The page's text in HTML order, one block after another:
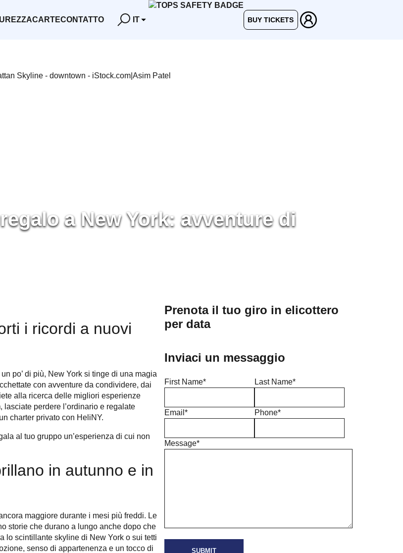
CARTECONTATTO IT BUY TICKETS
a New York: avventure di
i ricordi a nuovi
po’ di più, New York si tinge di una magia
con avventure da condividere, dai
alla ricerca delle migliori esperienze
perdere l’ordinario e regalate
charter privato con HeliNY.
al tuo gruppo un’esperienza di cui non
in autunno e in
maggiore durante i mesi più freddi. Le
storie che durano a lungo anche dopo che
lo scintillante skyline di New York o sui tetti
senso di appartenenza e un tocco di
Prenota il tuo giro in elicottero
per data
Inviaci un messaggio
First Name* Last Name*
Email* Phone*
Message*